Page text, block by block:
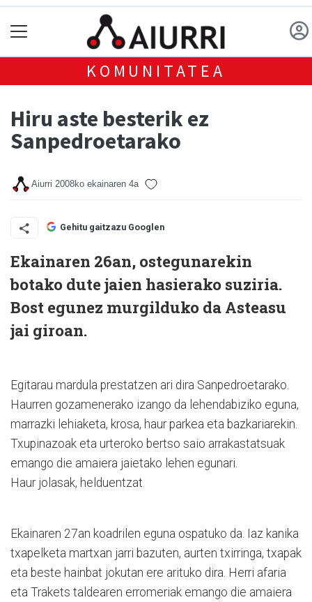
KOMUNITATEA
Hiru aste besterik ez
Sanpedroetarako
Aiurri 2008ko ekainaren 4a
Gehitu gaitzazu Googlen
Ekainaren 26an, ostegunarekin
botako dute jaien hasierako suziria.
Bost egunez murgilduko da Asteasu
jai giroan.
Egitarau mardula prestatzen ari dira Sanpedroetarako.
Haurren gozamenerako izango da lehendabiziko eguna,
marrazki lehiaketa, krosa, haur parkea eta bazkariarekin.
Txupinazoak eta urteroko bertso saio arrakastatsuak
emango die amaiera jaietako lehen egunari.
Haur jolasak, helduentzat
Ekainaren 27an koadrilen eguna ospatuko da. Iaz kanika
txapelketa martxan jarri bazuten, aurten txirringa, txapak
eta beste hainbat jokutan ere arituko dira. Herri afaria
eta Trakets taldearen erromeriak emango die amaiera